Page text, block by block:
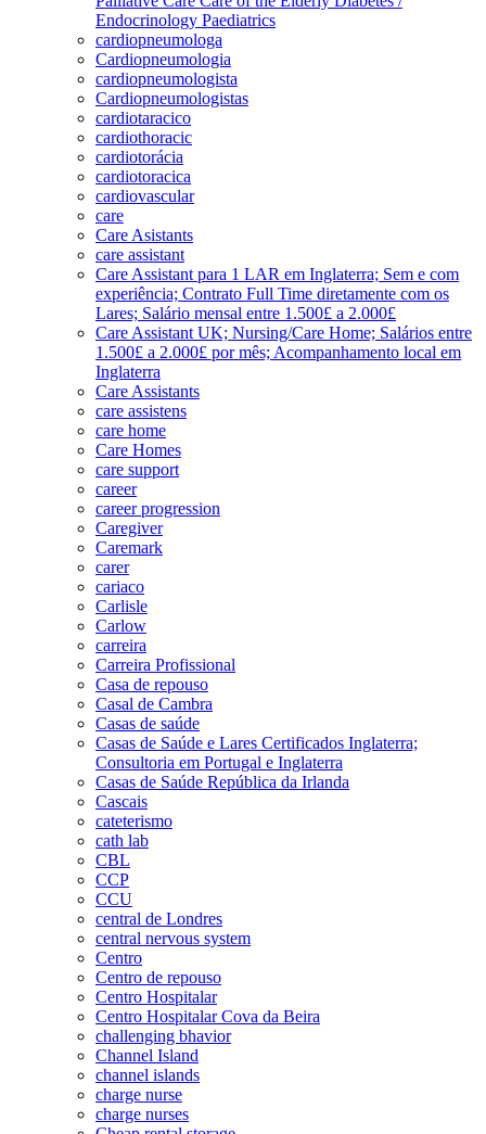
Endocrinology Paediatrics
cardiopneumologa
Cardiopneumologia
cardiopneumologista
Cardiopneumologistas
cardiotaracico
cardiothoracic
cardiotorácia
cardiotoracica
cardiovascular
care
Care Asistants
care assistant
Care Assistant para 1 LAR em Inglaterra; Sem e com
experiência; Contrato Full Time diretamente com os
Lares; Salário mensal entre 1.500£ a 2.000£
Care Assistant UK; Nursing/Care Home; Salários entre
1.500£ a 2.000£ por mês; Acompanhamento local em
Inglaterra
Care Assistants
care assistens
care home
Care Homes
care support
career
career progression
Caregiver
Caremark
carer
cariaco
Carlisle
Carlow
carreira
Carreira Profissional
Casa de repouso
Casal de Cambra
Casas de saúde
Casas de Saúde e Lares Certificados Inglaterra;
Consultoria em Portugal e Inglaterra
Casas de Saúde República da Irlanda
Cascais
cateterismo
cath lab
CBL
CCP
CCU
central de Londres
central nervous system
Centro
Centro de repouso
Centro Hospitalar
Centro Hospitalar Cova da Beira
challenging bhavior
Channel Island
channel islands
charge nurse
charge nurses